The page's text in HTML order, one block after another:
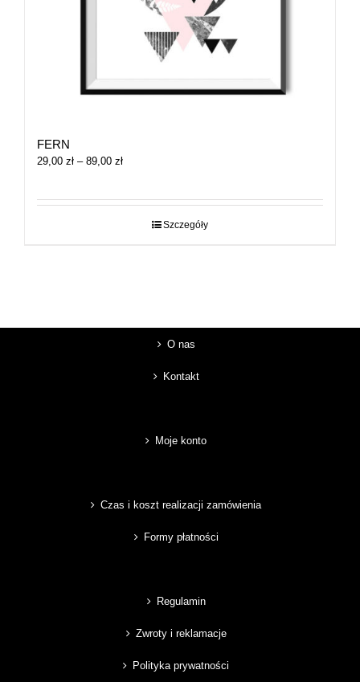
FERN
29,00 zł – 89,00 złZakres
29,00 zł
Szczegóły
O nas
Kontakt
Moje konto
Czas i koszt realizacji zamówienia
Formy płatności
Regulamin
Zwroty i reklamacje
Polityka prywatności